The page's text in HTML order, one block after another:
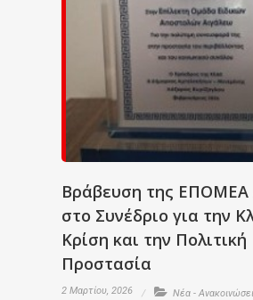
Βράβευση της ΕΠΟΜΕΑ
στο Συνέδριο για την
Κρίση και την Πολιτική
Προστασία
2 Μαρτίου, 2026 Νέα -